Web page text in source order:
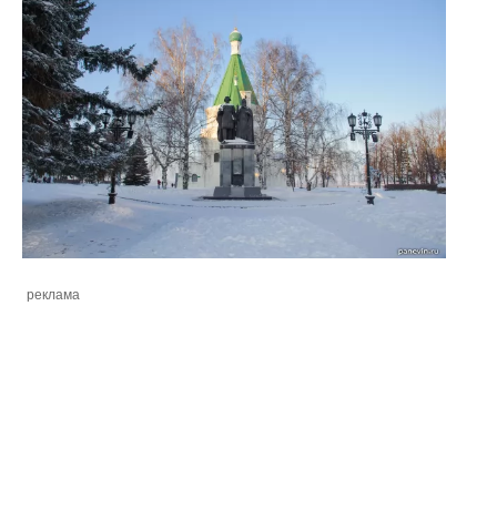
реклама